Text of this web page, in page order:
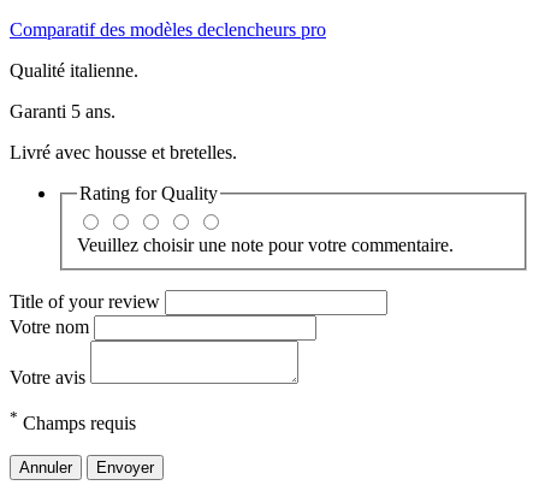
Comparatif des modèles declencheurs pro
Qualité italienne.
Garanti 5 ans.
Livré avec housse et bretelles.
Rating forQuality
Veuillez choisir une note pour votre commentaire.
Title of your review
Votre nom
Votre avis
* Champs requis
Annuler Envoyer